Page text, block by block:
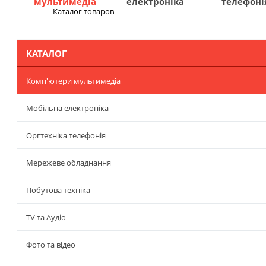
Каталог товаров
КАТАЛОГ
Комп'ютери мультимедіа
Мобільна електроніка
Оргтехніка телефонія
Мережеве обладнання
Побутова техніка
TV та Аудіо
Фото та відео